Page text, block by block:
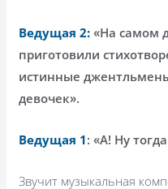
Ведущая 2: «На самом
приготовили
истинные
девочек».
Ведущая 1: «А! Ну
Звучит музыкальная